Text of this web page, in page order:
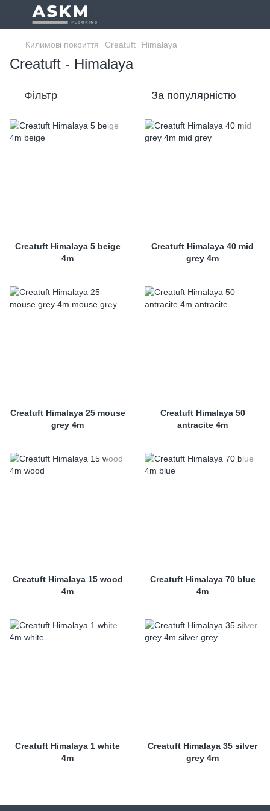
Килимові покриття Creatuft Himalaya
Creatuft - Himalaya
Фільтр За популярністю
Creatuft Himalaya 5 beige
4m
Creatuft Himalaya 40 mid
grey 4m
Creatuft Himalaya 25 mouse
grey 4m
Creatuft Himalaya 50
antracite 4m
Creatuft Himalaya 15 wood
4m
Creatuft Himalaya 70 blue
4m
Creatuft Himalaya 1 white
4m
Creatuft Himalaya 35 silver
grey 4m